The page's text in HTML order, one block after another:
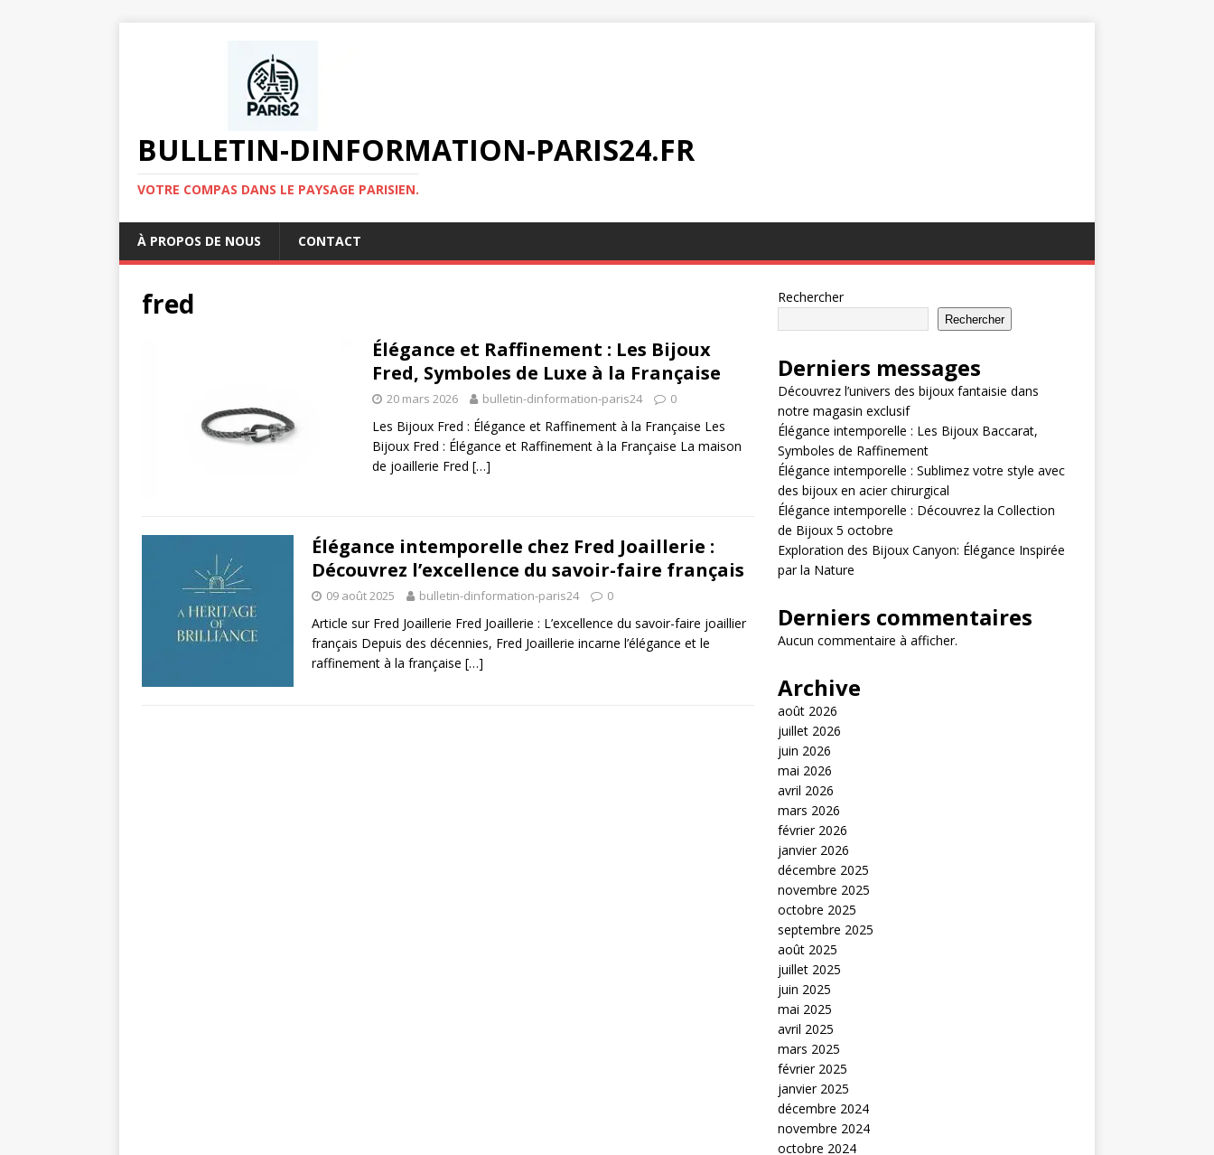
BULLETIN-DINFORMATION-PARIS24.FR
VOTRE COMPAS DANS LE PAYSAGE PARISIEN.
À PROPOS DE NOUS CONTACT
fred
Élégance et Raffinement : Les Bijoux
Fred, Symboles de Luxe à la Française
20 mars 2026 bulletin-dinformation-paris24 0
Les Bijoux Fred : Élégance et Raffinement à la Française Les
Bijoux Fred : Élégance et Raffinement à la Française La maison
de joaillerie Fred […]
Élégance intemporelle chez Fred Joaillerie :
Découvrez l’excellence du savoir-faire français
09 août 2025 bulletin-dinformation-paris24 0
Article sur Fred Joaillerie Fred Joaillerie : L’excellence du savoir-faire joaillier
français Depuis des décennies, Fred Joaillerie incarne l’élégance et le
raffinement à la française […]
Rechercher
Rechercher
Derniers messages
Découvrez l’univers des bijoux fantaisie dans
notre magasin exclusif
Élégance intemporelle : Les Bijoux Baccarat,
Symboles de Raffinement
Élégance intemporelle : Sublimez votre style avec
des bijoux en acier chirurgical
Élégance intemporelle : Découvrez la Collection
de Bijoux 5 octobre
Exploration des Bijoux Canyon: Élégance Inspirée
par la Nature
Derniers commentaires
Aucun commentaire à afficher.
Archive
août 2026
juillet 2026
juin 2026
mai 2026
avril 2026
mars 2026
février 2026
janvier 2026
décembre 2025
novembre 2025
octobre 2025
septembre 2025
août 2025
juillet 2025
juin 2025
mai 2025
avril 2025
mars 2025
février 2025
janvier 2025
décembre 2024
novembre 2024
octobre 2024